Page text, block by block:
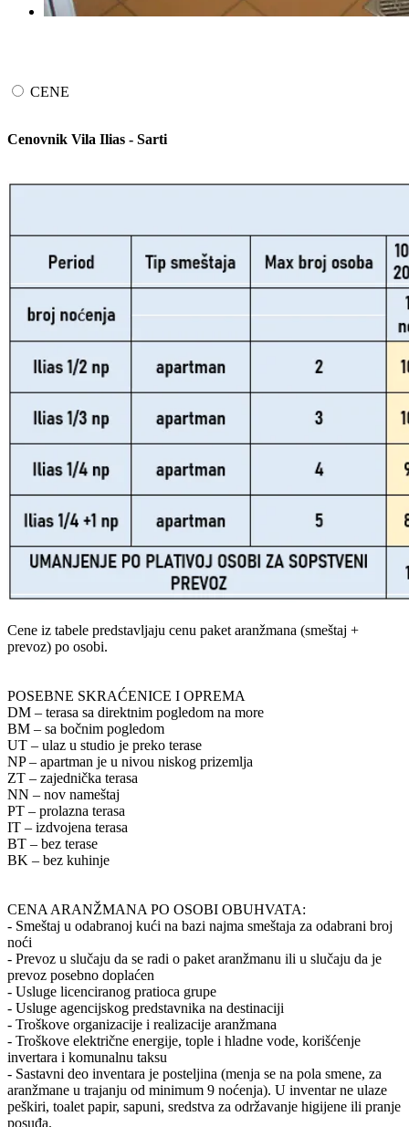
CENE
Cenovnik Vila Ilias - Sarti
Cene iz tabele predstavljaju cenu paket aranžmana (smeštaj +
prevoz) po osobi.
POSEBNE SKRAĆENICE I OPREMA
DM – terasa sa direktnim pogledom na more
BM – sa bočnim pogledom
UT – ulaz u studio je preko terase
NP – apartman je u nivou niskog prizemlja
ZT – zajednička terasa
NN – nov nameštaj
PT – prolazna terasa
IT – izdvojena terasa
BT – bez terase
BK – bez kuhinje
CENA ARANŽMANA PO OSOBI OBUHVATA:
- Smeštaj u odabranoj kući na bazi najma smeštaja za odabrani broj
noći
- Prevoz u slučaju da se radi o paket aranžmanu ili u slučaju da je
prevoz posebno doplaćen
- Usluge licenciranog pratioca grupe
- Usluge agencijskog predstavnika na destinaciji
- Troškove organizacije i realizacije aranžmana
- Troškove električne energije, tople i hladne vode, korišćenje
invertara i komunalnu taksu
- Sastavni deo inventara je posteljina (menja se na pola smene, za
aranžmane u trajanju od minimum 9 noćenja). U inventar ne ulaze
peškiri, toalet papir, sapuni, sredstva za održavanje higijene ili pranje
posuđa.